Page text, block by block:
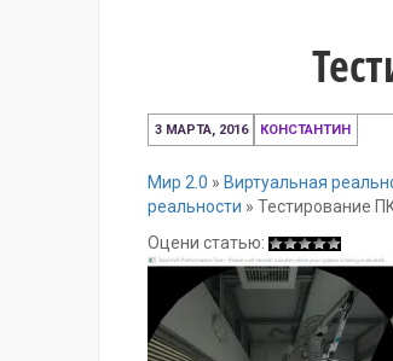
3 МАРТА, 2016
3
марта,
КОНСТАНТИН
Мир 2.0 » Виртуальная
реальности » Тестирование
Оцени статью: